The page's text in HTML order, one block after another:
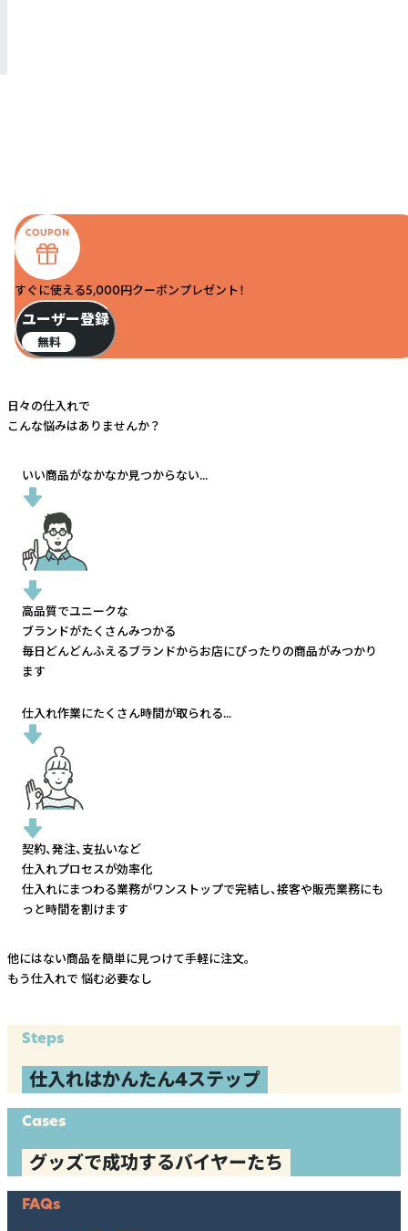
すぐに使える5,000円クーポンプレゼント！
ユーザー登録
無料
日々の仕入れで
こんな悩みはありませんか？
いい商品がなかなか見つからない...
高品質でユニークな
ブランドがたくさんみつかる
毎日どんどんふえるブランドからお店にぴったりの商品がみつかり
ます
仕入れ作業にたくさん時間が取られる...
契約、発注、支払いなど
仕入れプロセスが効率化
仕入れにまつわる業務がワンストップで完結し、接客や販売業務にも
っと時間を割けます
他にはない商品を簡単に見つけて手軽に注文。
もう仕入れで 悩む必要なし
Steps
仕入れはかんたん4ステップ
Cases
グッズで成功するバイヤーたち
FAQs